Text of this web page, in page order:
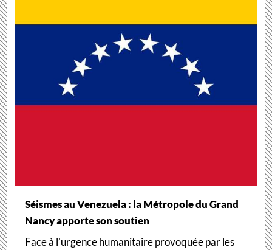
Séismes au Venezuela : la Métropole du Grand
Nancy apporte son soutien
Face à l’urgence humanitaire provoquée par les